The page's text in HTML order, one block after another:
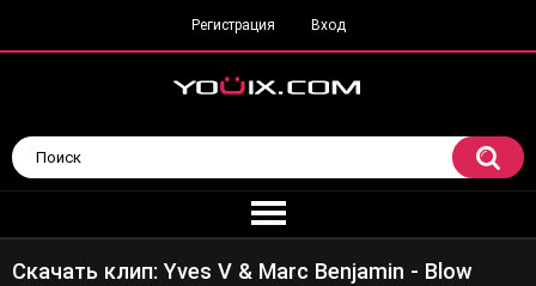
Регистрация Вход
Скачать клип: Yves V & Marc Benjamin - Blow